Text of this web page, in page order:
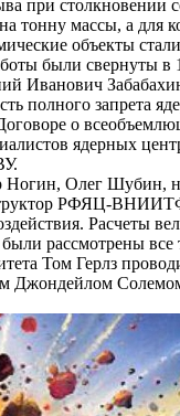
при
тонну массы, а
объекты
были свернуты в
Иванович
полного запрета
о
ядерных
Олег Шубин,
РФЯЦ-
Расчеты
рассмотрены
Том Герлз
Джондейлом